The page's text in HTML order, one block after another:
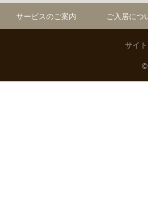
サービスのご案内 ご入居につ
サイ
©